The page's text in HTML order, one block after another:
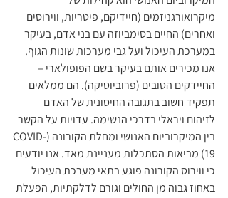
מיקרואורגניזמים (חיידיקם, פיטריות, ווירוסים
ואחרים) החיים בסימביוזה עם בני אדם, בעיקר
במערכת העיכול ועל גבי מערכות שונות הגוף.
אנו מכירים אותם בעיקר בשם הפופולארי –
החיידקים הטובים (פרוביוטיקה). הם ממלאים
תפקיד חשוב בתגובה החיסונית של האדם
לזיהום ויראלי בדרכי הנשימה. עדויות על הקשר
בין המיקרוביום האנושי ומחלת הקורונה (COVID-
19) מביאות הסתכלות מעניינת מאד. אנו יודעים
כי ווירוס הקורונה פוגע בתאי מערכת העיכול
באחוז גבוה מן החולים וגורם לדלקתיות, הפעלת